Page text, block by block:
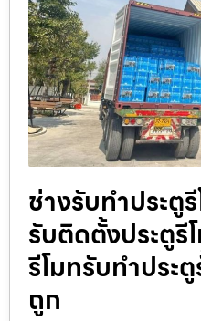
ช่างรับทำประตู
รับติดตั้งประตูรี
รีโมทรับทำประ
ถูก